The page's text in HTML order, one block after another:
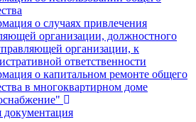
о случаях привлечения
организации, должностного
организации, к
ответственности
о капитальном ремонте общего
в многоквартирном доме